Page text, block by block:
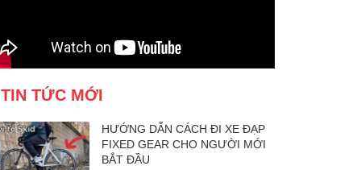
TIN TỨC MỚI
HƯỚNG DẪN CÁCH ĐI XE ĐẠP
FIXED GEAR CHO NGƯỜI MỚI
BẮT ĐẦU